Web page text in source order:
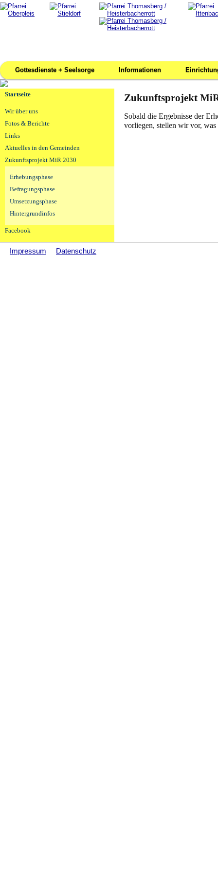
Gottesdienste + Seelsorge Informationen
Startseite
Wir über uns
Fotos & Berichte
Links
Aktuelles in den Gemeinden
Zukunftsprojekt MiR 2030
Erhebungsphase
Befragungsphase
Umsetzungsphase
Hintergrundinfos
Facebook
Zukunftsprojekt MiR
Sobald die Ergebnisse der
vorliegen, stellen wir vor,
Impressum Datenschutz